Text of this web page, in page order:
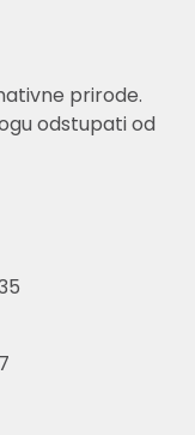
prirode.
odstupati od